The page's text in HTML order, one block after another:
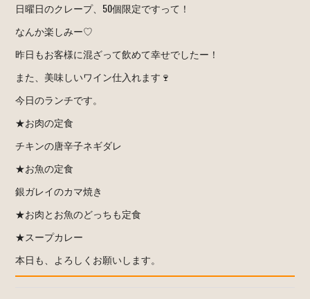
日曜日のクレープ、50個限定ですって！
なんか楽しみー♡
昨日もお客様に混ざって飲めて幸せでしたー！
また、美味しいワイン仕入れます🍷
今日のランチです。
★お肉の定食
チキンの唐辛子ネギダレ
★お魚の定食
銀ガレイのカマ焼き
★お肉とお魚のどっちも定食
★スープカレー
本日も、よろしくお願いします。